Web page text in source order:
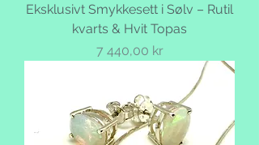
Eksklusivt Smykkesett i Sølv – Rutil
kvarts & Hvit Topas
Pris
7 440,00 kr